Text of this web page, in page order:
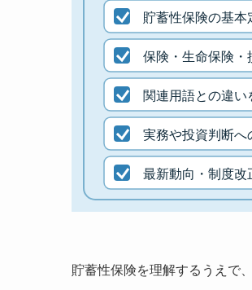
貯蓄性保険の基本
保険・生命保険・
関連用語との違い
実務や投資判断へ
最新動向・制度改
貯蓄性保険を理解するうえで